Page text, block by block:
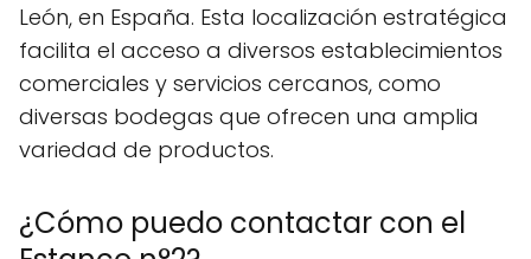
León, en España. Esta localización estratégica
facilita el acceso a diversos establecimientos
comerciales y servicios cercanos, como
diversas bodegas que ofrecen una amplia
variedad de productos.
¿Cómo puedo contactar con el